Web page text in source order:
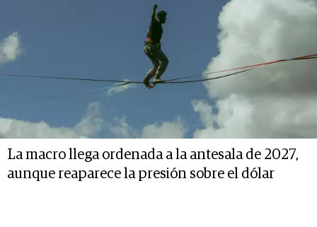
La macro llega ordenada a la antesala de 2027,
aunque reaparece la presión sobre el dólar